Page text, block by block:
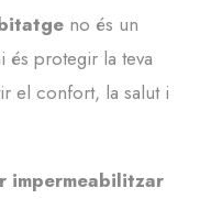
no és un
és protegir la teva
el confort, la salut i
impermeabilitzar